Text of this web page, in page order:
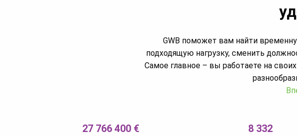
GWB поможет вам найти
подходящую нагрузку, сменить
Самое главное – вы работаете на
27 766 400 € 8 332